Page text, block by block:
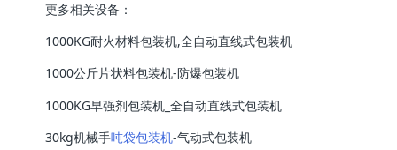
更多相关设备：
1000KG耐火材料包装机,全自动直线式包装机
1000公斤片状料包装机-防爆包装机
1000KG早强剂包装机_全自动直线式包装机
30kg机械手吨袋包装机-气动式包装机